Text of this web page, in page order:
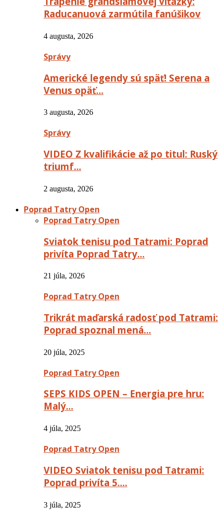
Raducanuová zarmútila fanúšikov
4 augusta, 2026
Správy
Americké legendy sú späť! Serena a
Venus opäť…
3 augusta, 2026
Správy
VIDEO Z kvalifikácie až po titul: Ruský
triumf…
2 augusta, 2026
Poprad Tatry Open
Poprad Tatry Open
Sviatok tenisu pod Tatrami: Poprad
privíta Poprad Tatry…
21 júla, 2026
Poprad Tatry Open
Trikrát maďarská radosť pod Tatrami:
Poprad spoznal mená…
20 júla, 2025
Poprad Tatry Open
SEPS KIDS OPEN – Energia pre hru:
Malý…
4 júla, 2025
Poprad Tatry Open
VIDEO Sviatok tenisu pod Tatrami:
Poprad privíta 5….
3 júla, 2025